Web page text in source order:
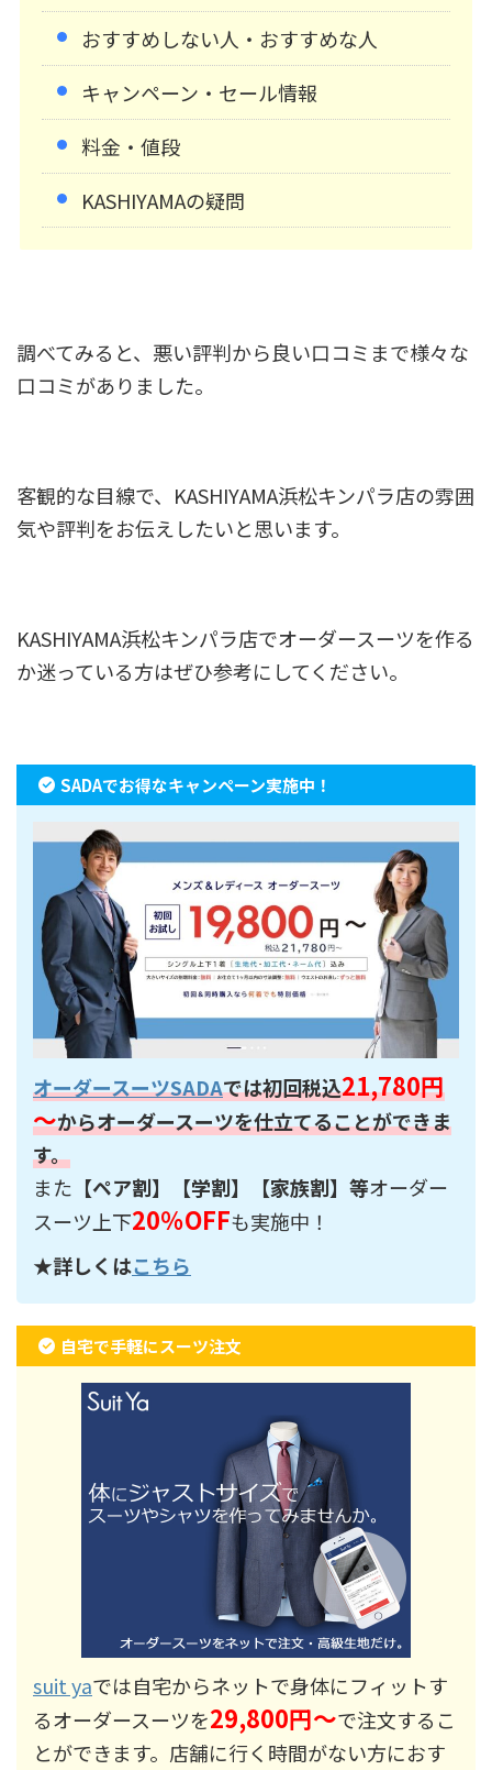
おすすめしない人・おすすめな人
キャンペーン・セール情報
料金・値段
KASHIYAMAの疑問
調べてみると、悪い評判から良い口コミまで様々な
口コミがありました。
客観的な目線で、KASHIYAMA浜松キンパラ店の雰囲
気や評判をお伝えしたいと思います。
KASHIYAMA浜松キンパラ店でオーダースーツを作る
か迷っている方はぜひ参考にしてください。
SADAでお得なキャンペーン実施中！
オーダースーツSADAでは初回税込21,780円
～からオーダースーツを仕立てることができま
す。
また 【ペア割】【学割】【家族割】等オーダー
スーツ上下20％OFFも実施中！
★詳しくはこちら
自宅で手軽にスーツ注文
suit yaでは自宅からネットで身体にフィットす
るオーダースーツを29,800円～で注文するこ
とができます。店舗に行く時間がない方におす